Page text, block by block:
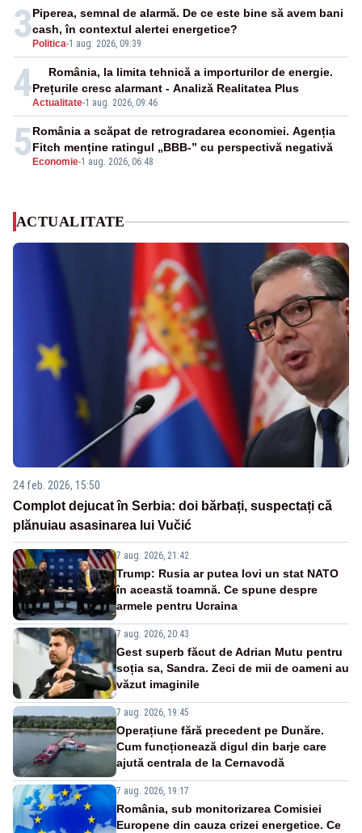
3 Politica-1 aug. 2026, 09:39
Piperea, semnal de alarmă. De ce este bine să avem bani
cash, în contextul alertei energetice?
4Actualitate-1 aug. 2026, 09:46
România, la limita tehnică a importurilor de energie.
Prețurile cresc alarmant - Analiză Realitatea Plus
5 Economie-1 aug. 2026, 06:48
România a scăpat de retrogradarea economiei. Agenția
Fitch menține ratingul „BBB-” cu perspectivă negativă
ACTUALITATE
24 feb. 2026, 15:50
Complot dejucat în Serbia: doi bărbați, suspectați că
plănuiau asasinarea lui Vučić
7 aug. 2026, 21:42
Trump: Rusia ar putea lovi un stat NATO
în această toamnă. Ce spune despre
armele pentru Ucraina
7 aug. 2026, 20:43
Gest superb făcut de Adrian Mutu pentru
soția sa, Sandra. Zeci de mii de oameni au
văzut imaginile
7 aug. 2026, 19:45
Operațiune fără precedent pe Dunăre.
Cum funcționează digul din barje care
ajută centrala de la Cernavodă
7 aug. 2026, 19:17
România, sub monitorizarea Comisiei
Europene din cauza crizei energetice. Ce